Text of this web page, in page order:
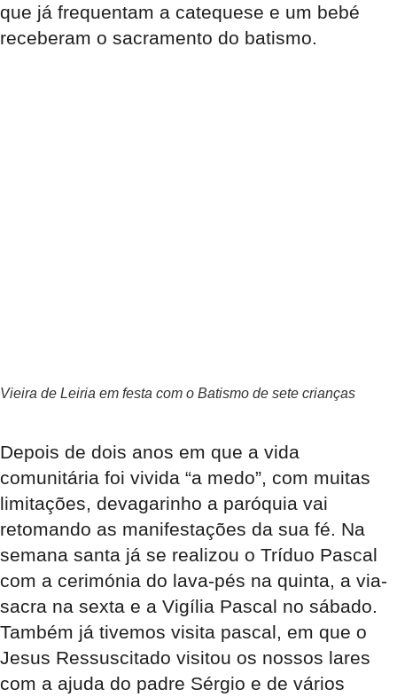
que já frequentam a catequese e um bebé
receberam o sacramento do batismo.
Vieira de Leiria em festa com o Batismo de sete crianças
Depois de dois anos em que a vida
comunitária foi vivida “a medo”, com muitas
limitações, devagarinho a paróquia vai
retomando as manifestações da sua fé. Na
semana santa já se realizou o Tríduo Pascal
com a cerimónia do lava-pés na quinta, a via-
sacra na sexta e a Vigília Pascal no sábado.
Também já tivemos visita pascal, em que o
Jesus Ressuscitado visitou os nossos lares
com a ajuda do padre Sérgio e de vários